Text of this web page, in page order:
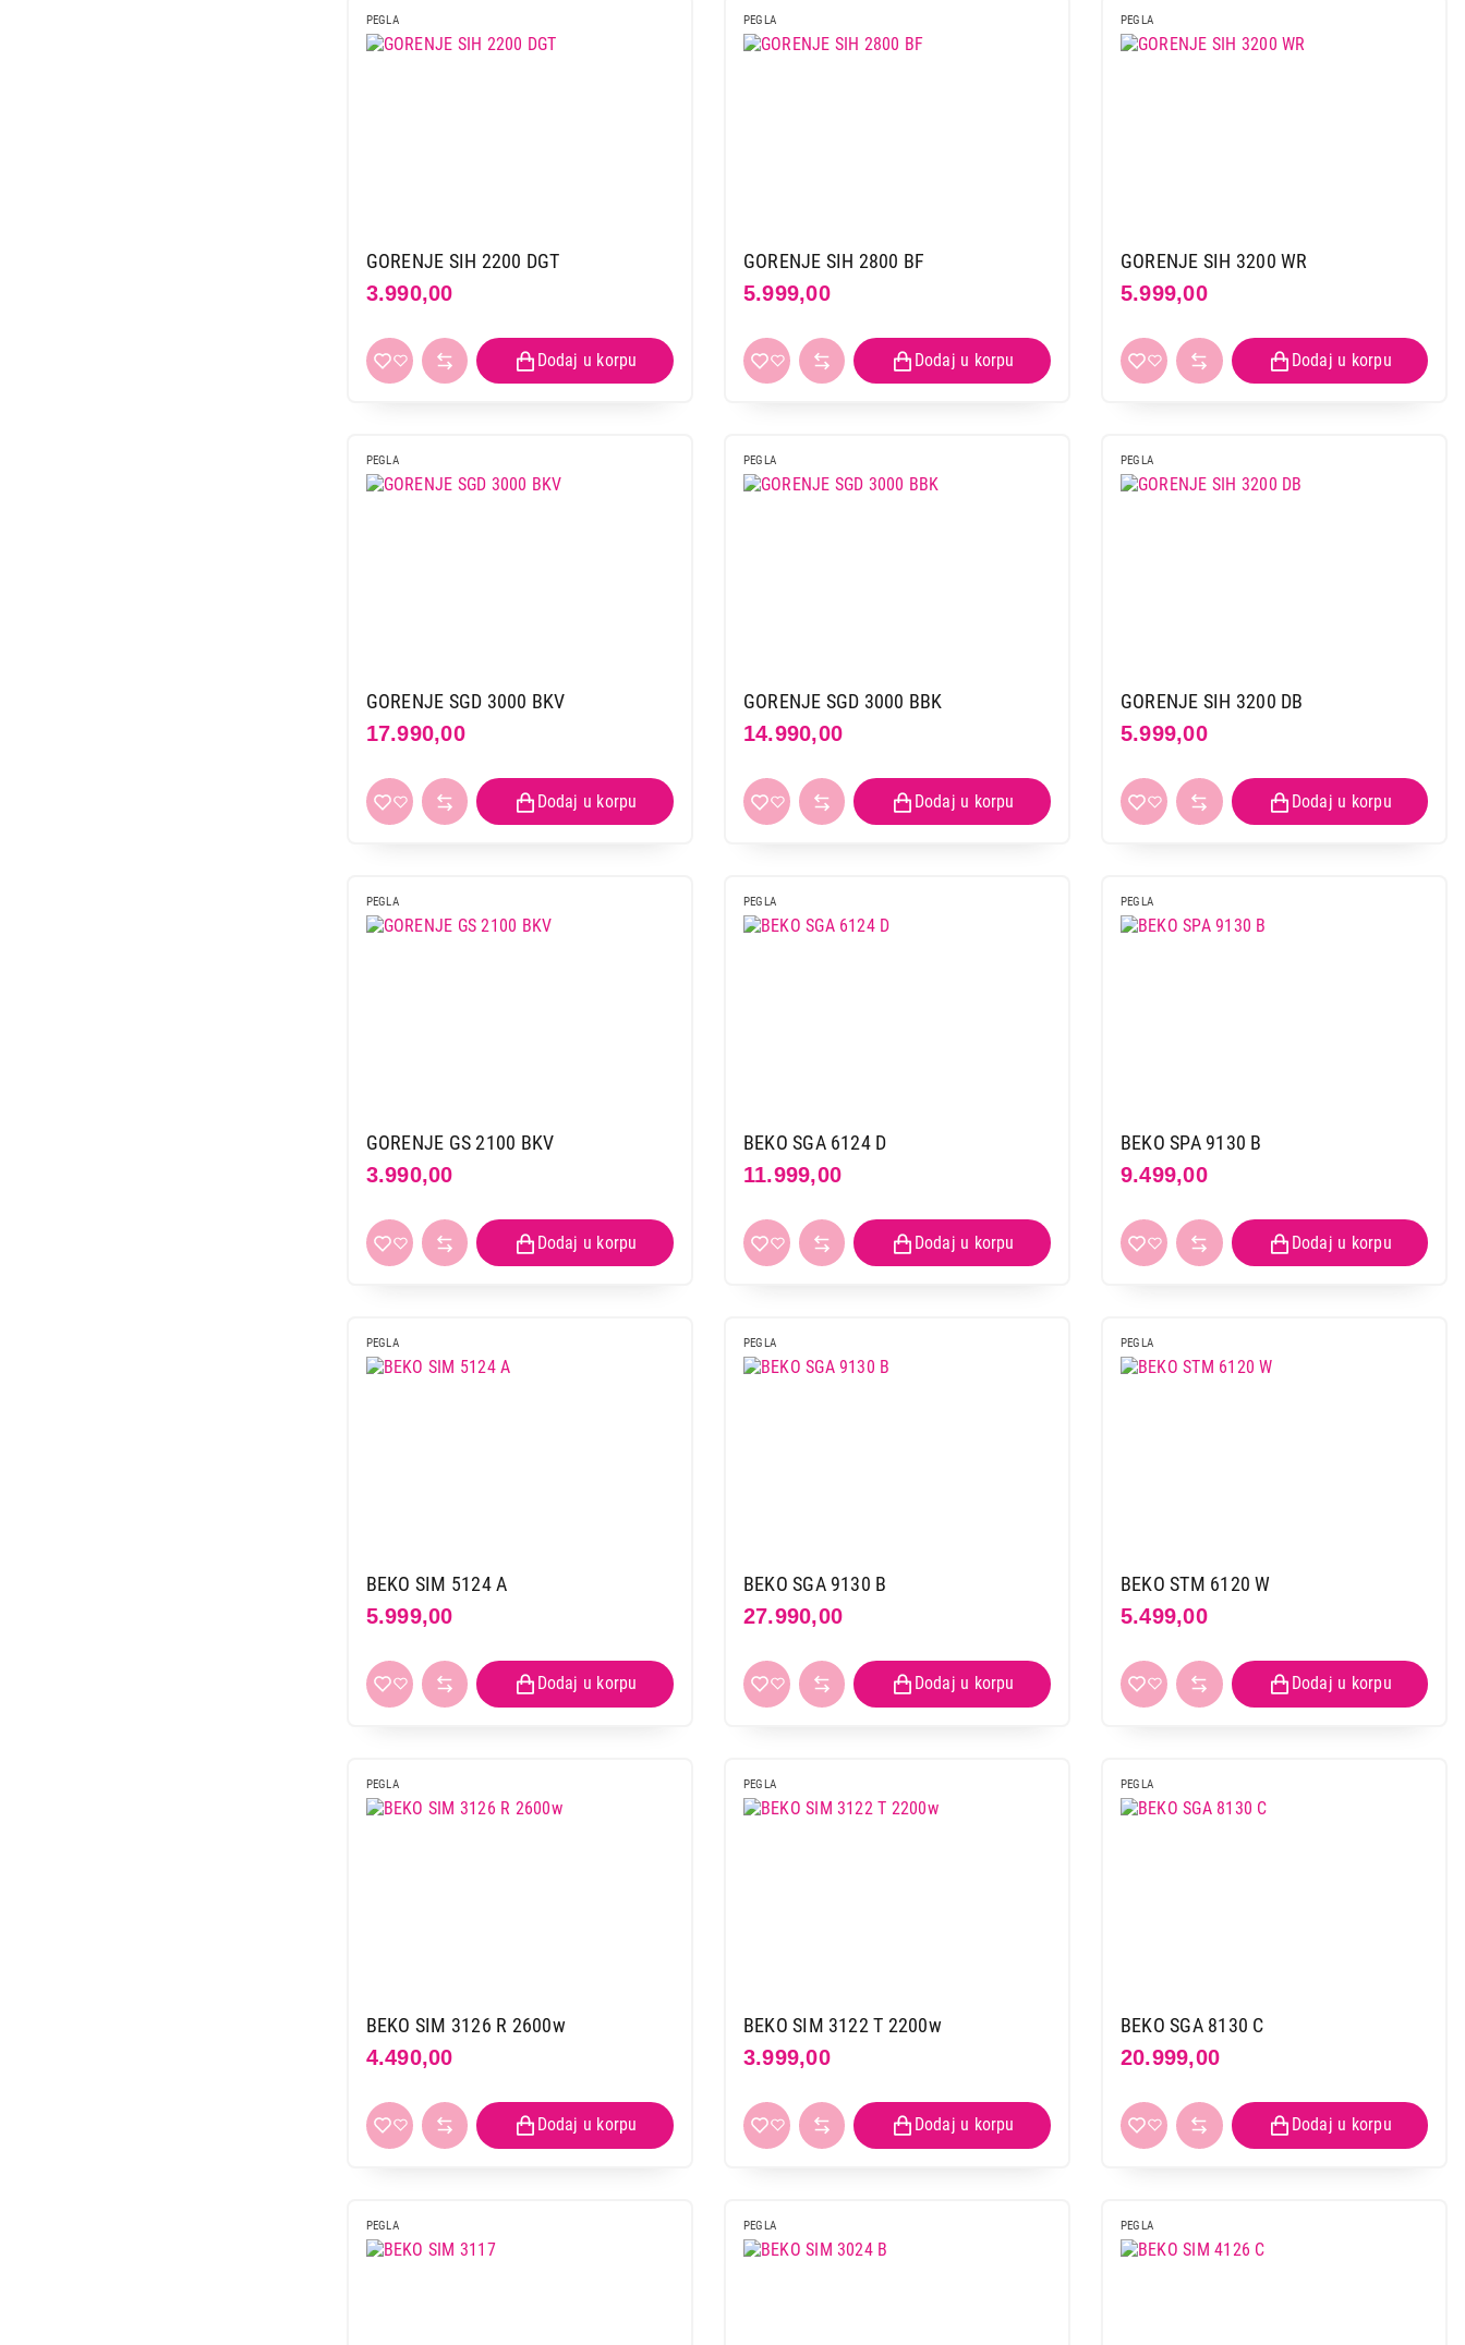
PEGLA
GORENJE SIH 2200 DGT
3.990,00
PEGLA
GORENJE SIH 2800 BF
5.999,00
PEGLA
GORENJE SIH 3200 WR
5.999,00
PEGLA
GORENJE SGD 3000 BKV
17.990,00
PEGLA
GORENJE SGD 3000 BBK
14.990,00
PEGLA
GORENJE SIH 3200 DB
5.999,00
PEGLA
GORENJE GS 2100 BKV
3.990,00
PEGLA
BEKO SGA 6124 D
11.999,00
PEGLA
BEKO SPA 9130 B
9.499,00
PEGLA
BEKO SIM 5124 A
5.999,00
PEGLA
BEKO SGA 9130 B
27.990,00
PEGLA
BEKO STM 6120 W
5.499,00
PEGLA
BEKO SIM 3126 R 2600w
4.490,00
PEGLA
BEKO SIM 3122 T 2200w
3.999,00
PEGLA
BEKO SGA 8130 C
20.999,00
PEGLA PEGLA PEGLA
GORENJE SIH 1100 TBT
Proizvod je dodat u korpu.